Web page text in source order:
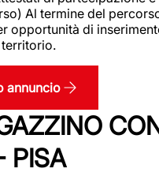
Al termine del
opportunità di
annuncio
PISA